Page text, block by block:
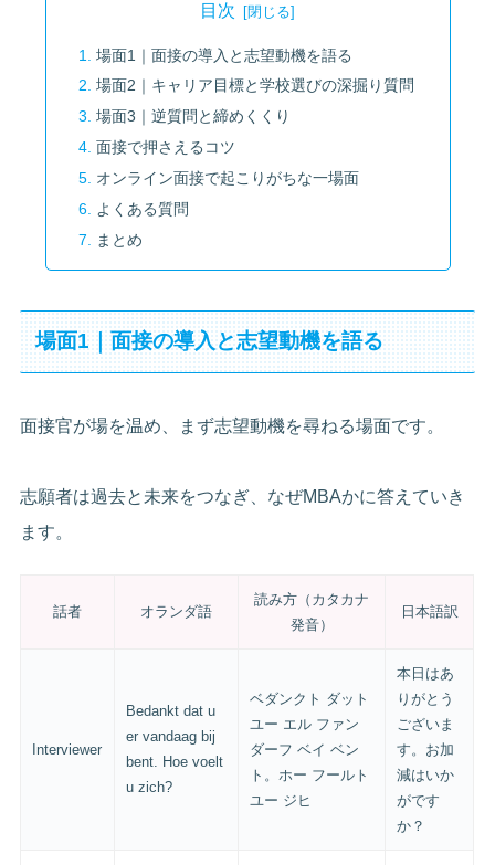
目次
場面1｜面接の導入と志望動機を語る
場面2｜キャリア目標と学校選びの深掘り質問
場面3｜逆質問と締めくくり
面接で押さえるコツ
オンライン面接で起こりがちな一場面
よくある質問
まとめ
場面1｜面接の導入と志望動機を語る
面接官が場を温め、まず志望動機を尋ねる場面です。
志願者は過去と未来をつなぎ、なぜMBAかに答えていき
ます。
話者 オランダ語
読み方（カタカナ
発音）
日本語訳
Interviewer
Bedankt dat u
er vandaag bij
bent. Hoe voelt
u zich?
ベダンクト ダット
ユー エル ファン
ダーフ ベイ ベン
ト。ホー フールト
ユー ジヒ
本日はあ
りがとう
ございま
す。お加
減はいか
がです
か？